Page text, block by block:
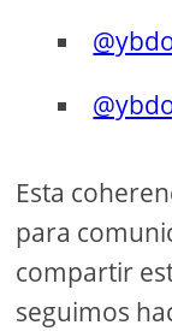
Esta
para
compartir
seguimos